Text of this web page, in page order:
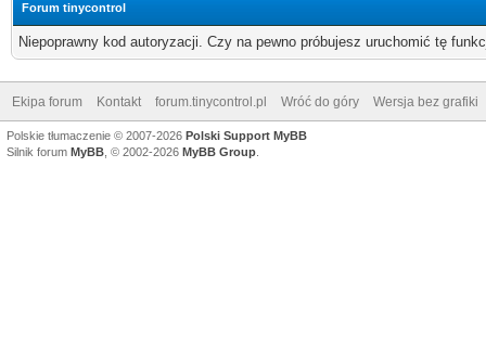
Forum tinycontrol
Niepoprawny kod autoryzacji. Czy na pewno próbujesz uruchomić tę
Ekipa forum Kontakt forum.tinycontrol.pl Wróć do góry Wersja bez grafiki
Polskie tłumaczenie © 2007-2026 Polski Support MyBB
Silnik forum MyBB , © 2002-2026 MyBB Group